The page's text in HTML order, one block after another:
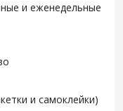
и еженедельные
и самоклейки)